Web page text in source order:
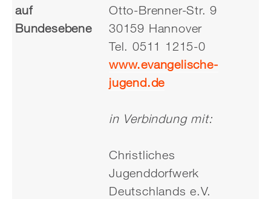
auf
Bundesebene
Otto-Brenner-Str. 9
30159 Hannover
Tel. 0511 1215-0
www.evangelische-
jugend.de
in Verbindung mit:
Christliches
Jugenddorfwerk
Deutschlands e.V.